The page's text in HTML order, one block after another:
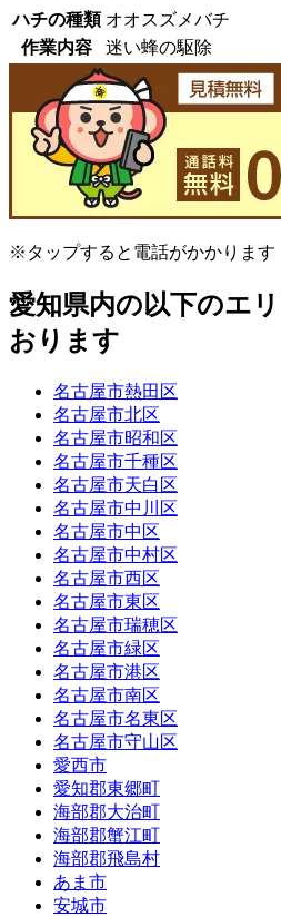
ハチの種類 オオスズメバチ
作業内容
迷い蜂の駆除
※タップすると電話がかかります
愛知県内の以下のエ
おります
名古屋市熱田区
名古屋市北区
名古屋市昭和区
名古屋市千種区
名古屋市天白区
名古屋市中川区
名古屋市中区
名古屋市中村区
名古屋市西区
名古屋市東区
名古屋市瑞穂区
名古屋市緑区
名古屋市港区
名古屋市南区
名古屋市名東区
名古屋市守山区
愛西市
愛知郡東郷町
海部郡大治町
海部郡蟹江町
海部郡飛島村
あま市
安城市